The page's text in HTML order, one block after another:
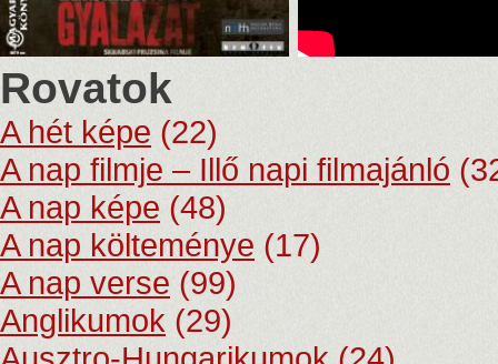
Rovatok
A hét képe (22)
A nap filmje – Illő napi filmajánló
A nap képe (48)
A nap költeménye (17)
A nap verse (99)
Anglikumok (29)